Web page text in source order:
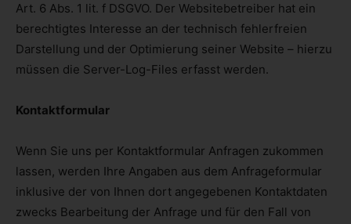
Art. 6 Abs. 1 lit. f DSGVO. Der Websitebetreiber hat ein
berechtigtes Interesse an der technisch fehlerfreien
Darstellung und der Optimierung seiner Website – hierzu
müssen die Server-Log-Files erfasst werden.
Kontaktformular
Wenn Sie uns per Kontaktformular Anfragen zukommen
lassen, werden Ihre Angaben aus dem Anfrageformular
inklusive der von Ihnen dort angegebenen Kontaktdaten
zwecks Bearbeitung der Anfrage und für den Fall von